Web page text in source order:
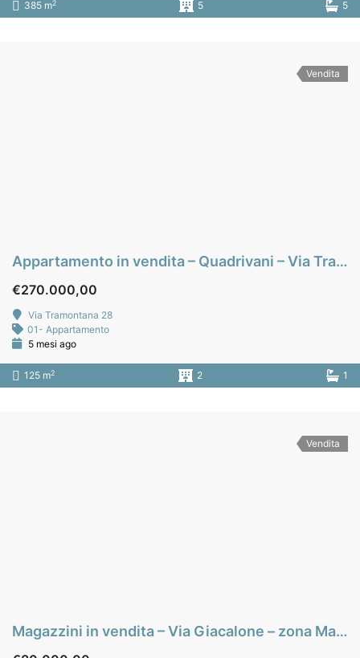
385 m2 5 5
Vendita
Appartamento in vendita – Quadrivani – Via Tramontana – zona Notarbartolo – Palermo
€270.000,00
Via Tramontana 28
01- Appartamento
5 mesi ago
125 m2 2 1
Vendita
Magazzini in vendita – Via Giacalone – zona Massimo – Palermo